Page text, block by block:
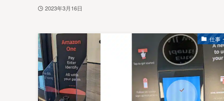
2023年3月16日
仕事